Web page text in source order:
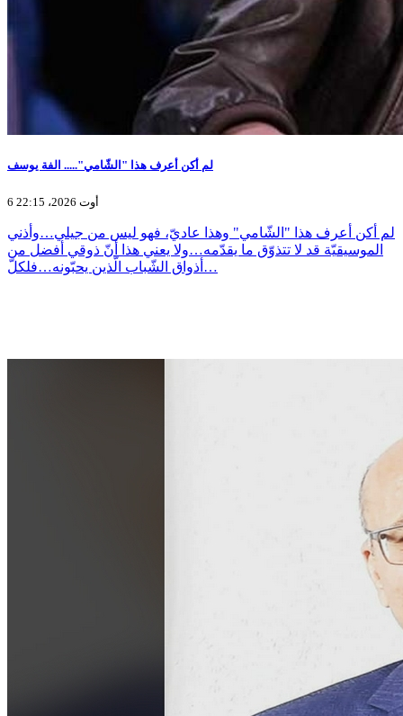
لم أكن أعرف هذا "الشّامي"..... الفة يوسف
6 أوت 2026، 22:15
لم أكن أعرف هذا "الشّامي" وهذا عاديّ، فهو ليس من جيلي…وأذني
الموسيقيّة قد لا تتذوّق ما يقدّمه…ولا يعني هذا أنّ ذوقي أفضل من
أذواق الشّباب الّذين يحبّونه…فلكلّ…